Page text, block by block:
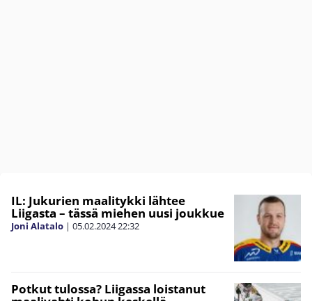
IL: Jukurien maalitykki lähtee
Liigasta – tässä miehen uusi joukkue
Joni Alatalo | 05.02.202422:32
Potkut tulossa? Liigassa loistanut